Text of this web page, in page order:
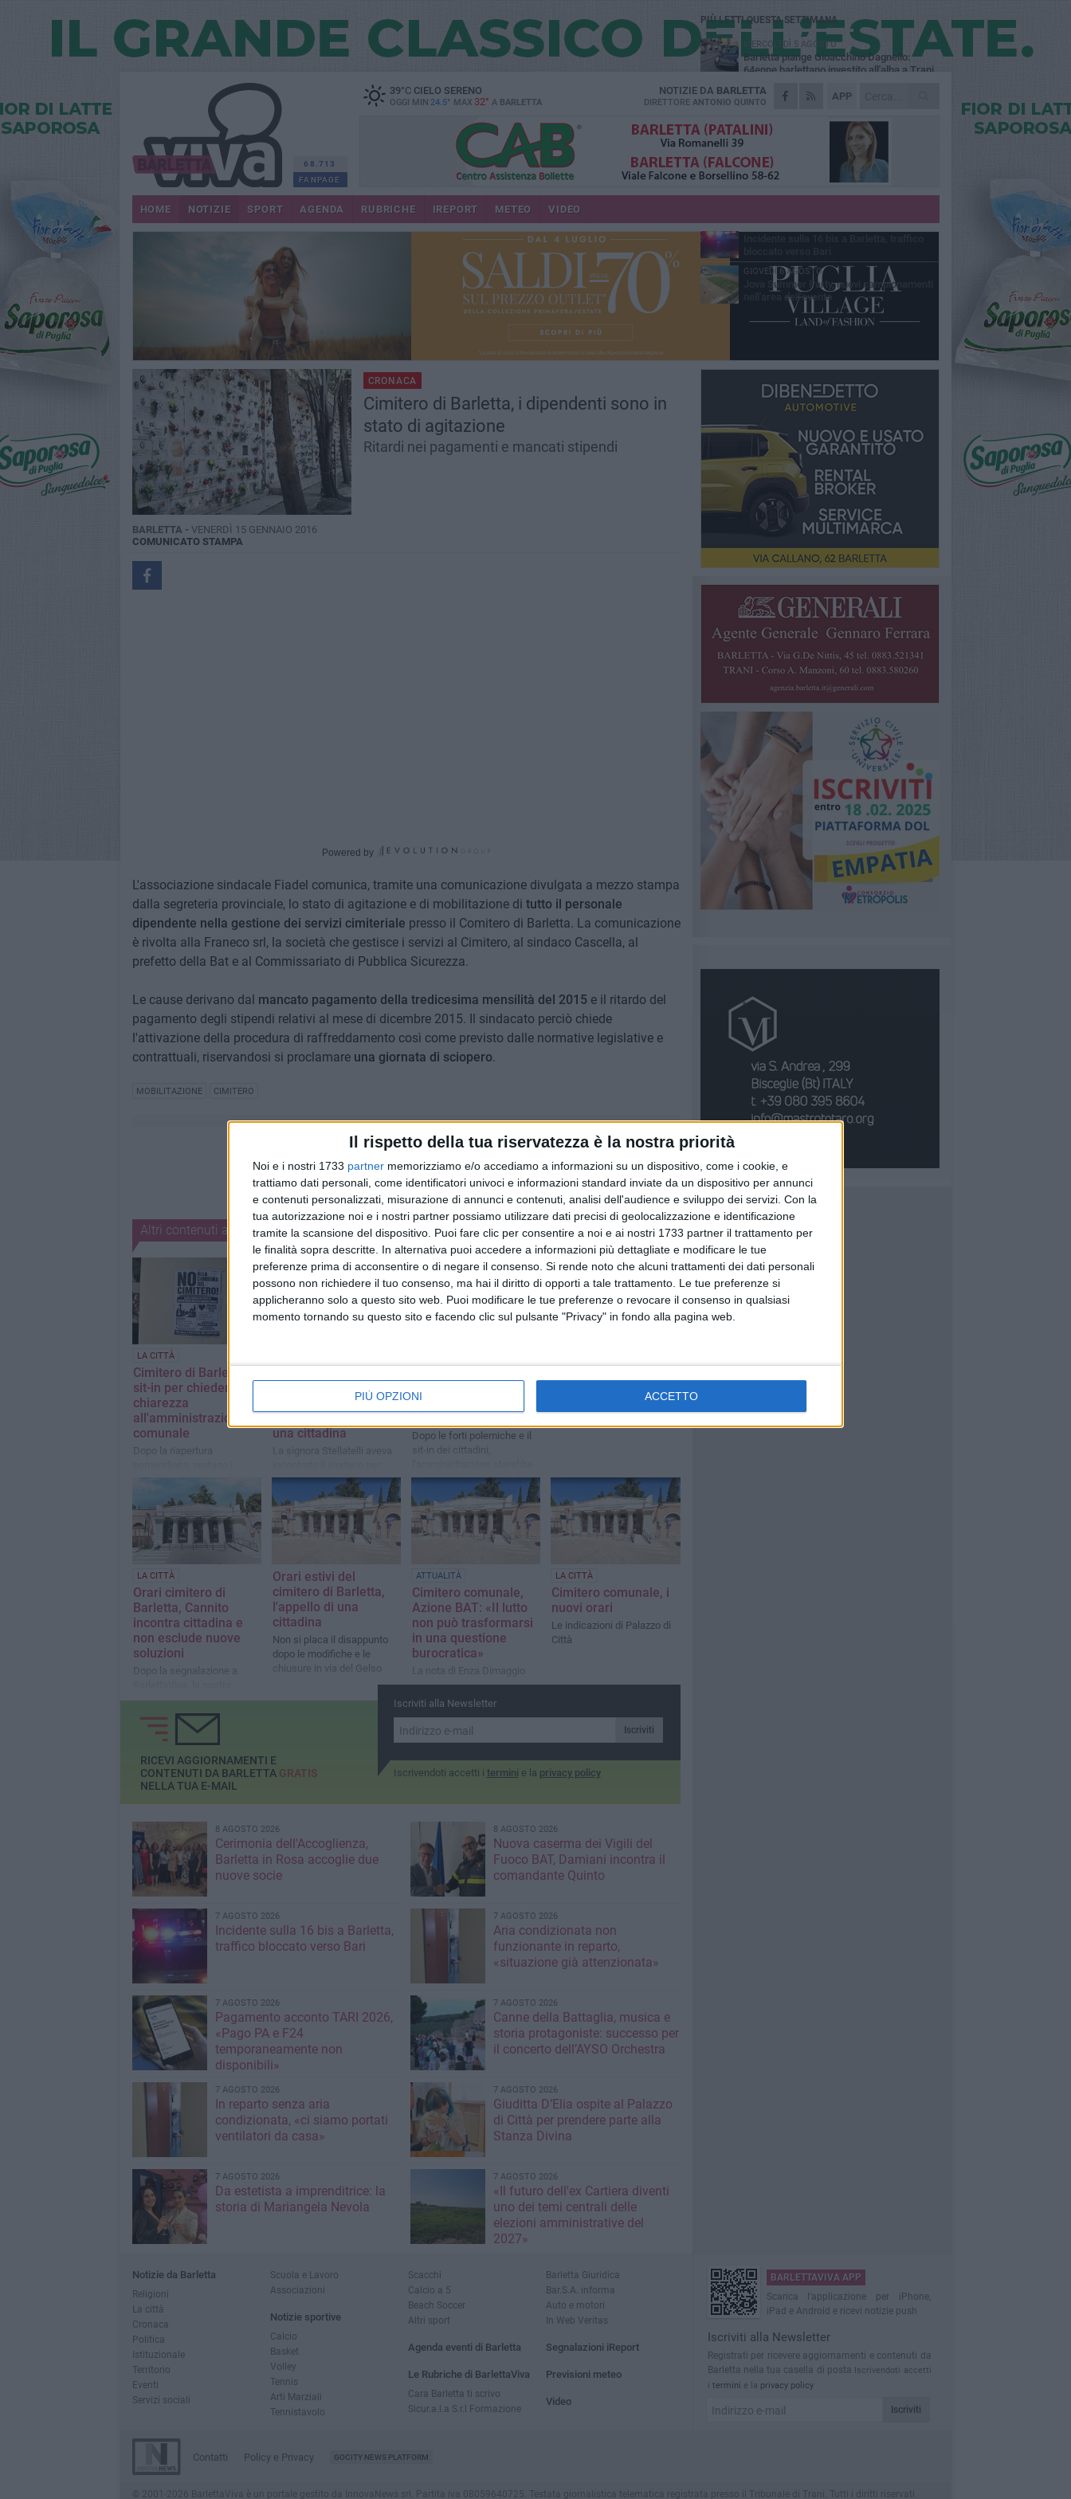
Il rispetto della tua riservatezza è la nostra priorità
Noi e i nostri 1733 partner memorizziamo e/o accediamo a informazioni su un dispositivo, come i cookie, e
trattiamo dati personali, come identificatori univoci e informazioni standard inviate da un dispositivo per annunci
e contenuti personalizzati, misurazione di annunci e contenuti, analisi dell'audience e sviluppo dei servizi. Con la
tua autorizzazione noi e i nostri partner possiamo utilizzare dati precisi di geolocalizzazione e identificazione
tramite la scansione del dispositivo. Puoi fare clic per consentire a noi e ai nostri 1733 partner il trattamento per
le finalità sopra descritte. In alternativa puoi accedere a informazioni più dettagliate e modificare le tue
preferenze prima di acconsentire o di negare il consenso. Si rende noto che alcuni trattamenti dei dati personali
possono non richiedere il tuo consenso, ma hai il diritto di opporti a tale trattamento. Le tue preferenze si
applicheranno solo a questo sito web. Puoi modificare le tue preferenze o revocare il consenso in qualsiasi
momento tornando su questo sito e facendo clic sul pulsante "Privacy" in fondo alla pagina web.
PIÙ OPZIONI ACCETTO
68.713
FANPAGE
39°CCIELO SERENO
OGGI MIN 24.5° MAX 32° A BARLETTA
APP
NOTIZIE DA BARLETTA
DIRETTORE ANTONIO QUINTO
HOME NOTIZIE SPORT AGENDA RUBRICHE IREPORT METEO VIDEO
CRONACA
Cimitero di Barletta, i dipendenti sono in
stato di agitazione
Ritardi nei pagamenti e mancati stipendi
BARLETTA - VENERDÌ 15 GENNAIO 2016
COMUNICATO STAMPA
Powered by
L'associazione sindacale Fiadel comunica, tramite una comunicazione divulgata a mezzo stampa
dalla segreteria provinciale, lo stato di agitazione e di mobilitazione di tutto il personale
dipendente nella gestione dei servizi cimiteriale presso il Comitero di Barletta. La comunicazione
è rivolta alla Franeco srl, la società che gestisce i servizi al Cimitero, al sindaco Cascella, al
prefetto della Bat e al Commissariato di Pubblica Sicurezza.
Le cause derivano dal mancato pagamento della tredicesima mensilità del 2015 e il ritardo del
pagamento degli stipendi relativi al mese di dicembre 2015. Il sindacato perciò chiede
l'attivazione della procedura di raffreddamento così come previsto dalle normative legislative e
contrattuali, riservandosi si proclamare una giornata di sciopero.
MOBILITAZIONE CIMITERO
Altri contenuti a tema
LA CITTÀ
Cimitero di Barletta,
sit-in per chiedere
chiarezza
all'amministrazione
comunale
Dopo la riapertura
quesiti dei partecipanti
all'esterno della struttura
pomeridiani, la lettera
di apprezzamento di
una cittadina
La signora Stellatelli aveva
esprimere il proprio
rammarico
il sindaco pronto a
rivedere gli orari
Dopo le forti polemiche e il
sit-in dei cittadini,
valutando di mantenere
l'accesso anche nel
pomeriggio a luglio e agosto
LA CITTÀ
Orari cimitero di
Barletta, Cannito
incontra cittadina e
non esclude nuove
soluzioni
Dopo la segnalazione a
lettrice pone le sue
esigenze al sindaco: si
valutano alternative
Orari estivi del
cimitero di Barletta,
l'appello di una
cittadina
Non si placa il disappunto
dopo le modifiche e le
chiusure in via del Gelso
ATTUALITÀ
Cimitero comunale,
Azione BAT: «Il lutto
non può trasformarsi
in una questione
burocratica»
La nota di Enza Dimaggio
LA CITTÀ
Cimitero comunale, i
nuovi orari
Le indicazioni di Palazzo di
Città
Iscriviti alla Newsletter
Iscriviti
Iscrivendoti accetti i termini e la privacy policy
RICEVI AGGIORNAMENTI E
CONTENUTI DA BARLETTA GRATIS
NELLA TUA E-MAIL
8 AGOSTO 2026
Cerimonia dell'Accoglienza,
Barletta in Rosa accoglie due
nuove socie
8 AGOSTO 2026
Nuova caserma dei Vigili del
Fuoco BAT, Damiani incontra il
comandante Quinto
7 AGOSTO 2026
Incidente sulla 16 bis a Barletta,
traffico bloccato verso Bari
7 AGOSTO 2026
Aria condizionata non
funzionante in reparto,
«situazione già attenzionata»
7 AGOSTO 2026
Pagamento acconto TARI 2026,
«Pago PA e F24
temporaneamente non
disponibili»
7 AGOSTO 2026
Canne della Battaglia, musica e
storia protagoniste: successo per
il concerto dell’AYSO Orchestra
7 AGOSTO 2026
In reparto senza aria
condizionata, «ci siamo portati
ventilatori da casa»
7 AGOSTO 2026
Giuditta D’Elia ospite al Palazzo
di Città per prendere parte alla
Stanza Divina
7 AGOSTO 2026
Da estetista a imprenditrice: la
storia di Mariangela Nevola
7 AGOSTO 2026
«Il futuro dell'ex Cartiera diventi
uno dei temi centrali delle
elezioni amministrative del
2027»
PIÙ LETTI QUESTA SETTIMANA
MERCOLEDÌ 5 AGOSTO
Barletta piange Gioacchino Dagnello:
64enne barlettano investito all'alba a Trani
GIOVEDÌ 6 AGOSTO
Il ricordo di "Cecco", il benzinaio col
separavano dalla pensione»
MERCOLEDÌ 5 AGOSTO
Jova Summer Party, giovedì mattina
sopralluogo nell'area dell'evento
DOMENICA 2 AGOSTO
Beni confiscati alla mafia. Nasce il servizio
VENERDÌ 7 AGOSTO
GIOVEDÌ 6 AGOSTO
Jova Summer Party, nuovi campionamenti
nell'area dell'evento
Notizie da Barletta
Religioni
La città
Cronaca
Politica
Istituzionale
Territorio
Eventi
Servizi sociali
Scuola e Lavoro
Associazioni
Notizie sportive
Calcio
Basket
Volley
Tennis
Arti Marziali
Tennistavolo
Scacchi
Calcio a 5
Beach Soccer
Altri sport
Agenda eventi di Barletta
Le Rubriche di BarlettaViva
Cara Barletta ti scrivo
Sicur.a.l.a S.r.l Formazione
Barletta Giuridica
Bar.S.A. informa
Auto e motori
In Web Veritas
Segnalazioni iReport
Previsioni meteo
Video
BARLETTAVIVA APP
Scarica l'applicazione per iPhone,
iPad e Android e ricevi notizie push
Iscriviti alla Newsletter
Registrati per ricevere aggiornamenti e contenuti da
Barletta nella tua casella di posta
Iscrivendoti accetti
i termini e la privacy policy
Iscriviti
Contatti Policy e Privacy GOCITY NEWS PLATFORM
© 2001-2026 BarlettaViva è un portale gestito da InnovaNews srl. Partita iva 08059640725. Testata giornalistica telematica registrata presso il Tribunale di Trani. Tutti i diritti riservati.